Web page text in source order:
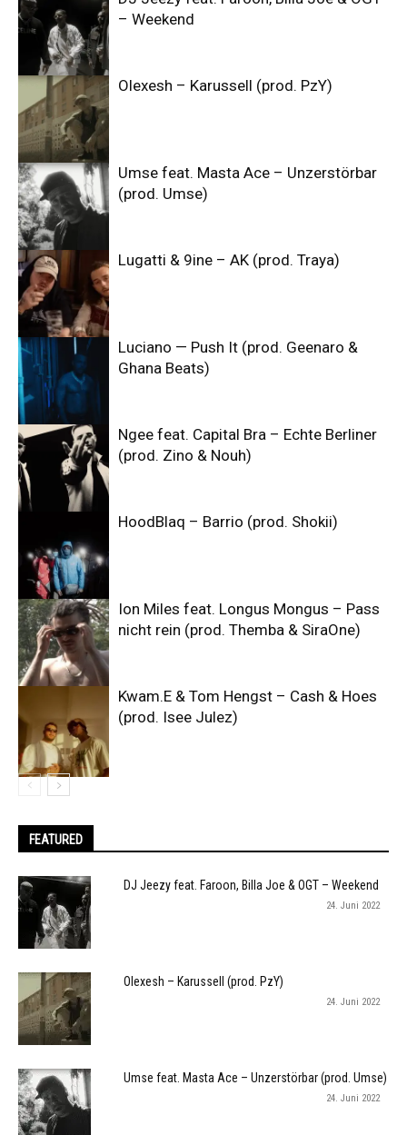
– Weekend
Olexesh – Karussell (prod. PzY)
Umse feat. Masta Ace – Unzerstörbar
(prod. Umse)
Lugatti & 9ine – AK (prod. Traya)
Luciano — Push It (prod. Geenaro &
Ghana Beats)
Ngee feat. Capital Bra – Echte Berliner
(prod. Zino & Nouh)
HoodBlaq – Barrio (prod. Shokii)
Ion Miles feat. Longus Mongus – Pass
nicht rein (prod. Themba & SiraOne)
Kwam.E & Tom Hengst – Cash & Hoes
(prod. Isee Julez)
FEATURED
DJ Jeezy feat. Faroon, Billa Joe & OGT – Weekend
24. Juni 2022
Olexesh – Karussell (prod. PzY)
24. Juni 2022
Umse feat. Masta Ace – Unzerstörbar (prod. Umse)
24. Juni 2022